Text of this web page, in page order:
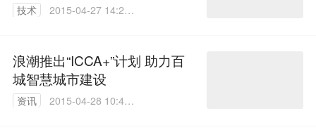
技术
2015-04-27 14:26:
浪潮推出“ICCA+”计划 助力百
城智慧城市建设
资讯
2015-04-28 10:45: